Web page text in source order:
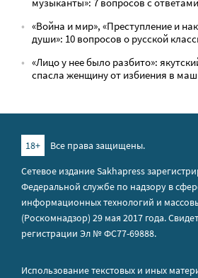
«Война и мир», «Преступление и
души»: 10 вопросов о русской
«Лицо у нее было разбито»:
спасла женщину от избиения в
18+
Все права защищены.
Сетевое издание Sakhapress
Федеральной службе по надзору в
информационных технологий и
(Роскомнадзор) 29 мая 2017 года.
регистрации Эл № ФС77-69888.
Использование текстовых и иных